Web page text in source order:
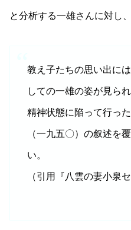
と分析する一雄さんに対し
教え子たちの思い出に
しての一雄の姿が見ら
精神状態に陥って行っ
（一九五〇）の叙述を
い。
（引用『八雲の妻小泉